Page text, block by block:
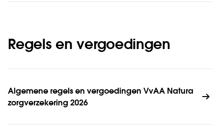
Regels en vergoedingen
Algemene regels en vergoedingen VvAA Natura
zorgverzekering 2026